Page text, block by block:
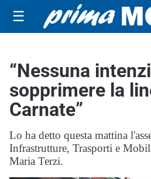
☰
“Nessuna
sopprimere la
Carnate”
Lo ha detto questa mattina
Infrastrutture, Trasporti e
Maria Terzi.